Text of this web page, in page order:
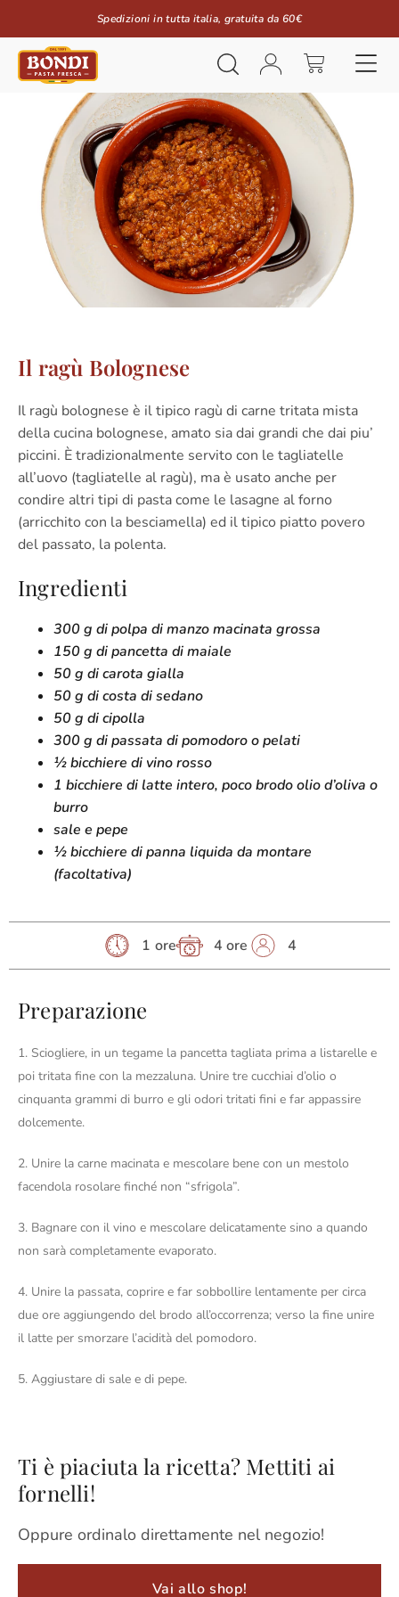
Spedizioni in tutta italia, gratuita da 60€
Il ragù Bolognese
Il ragù bolognese è il tipico ragù di carne tritata mista
della cucina bolognese, amato sia dai grandi che dai piu’
piccini. È tradizionalmente servito con le tagliatelle
all’uovo (tagliatelle al ragù), ma è usato anche per
condire altri tipi di pasta come le lasagne al forno
(arricchito con la besciamella) ed il tipico piatto povero
del passato, la polenta.
Ingredienti
300 g di polpa di manzo macinata grossa
150 g di pancetta di maiale
50 g di carota gialla
50 g di costa di sedano
50 g di cipolla
300 g di passata di pomodoro o pelati
½ bicchiere di vino rosso
1 bicchiere di latte intero, poco brodo olio d’oliva o
burro
sale e pepe
½ bicchiere di panna liquida da montare
(facoltativa)
1 ore 4 ore 4
Preparazione
1. Sciogliere, in un tegame la pancetta tagliata prima a listarelle e
poi tritata fine con la mezzaluna. Unire tre cucchiai d’olio o
cinquanta grammi di burro e gli odori tritati fini e far appassire
dolcemente.
2. Unire la carne macinata e mescolare bene con un mestolo
facendola rosolare finché non “sfrigola”.
3. Bagnare con il vino e mescolare delicatamente sino a quando
non sarà completamente evaporato.
4. Unire la passata, coprire e far sobbollire lentamente per circa
due ore aggiungendo del brodo all’occorrenza; verso la fine unire
il latte per smorzare l’acidità del pomodoro.
5. Aggiustare di sale e di pepe.
Ti è piaciuta la ricetta? Mettiti ai
fornelli!
Oppure ordinalo direttamente nel negozio!
Vai allo shop!